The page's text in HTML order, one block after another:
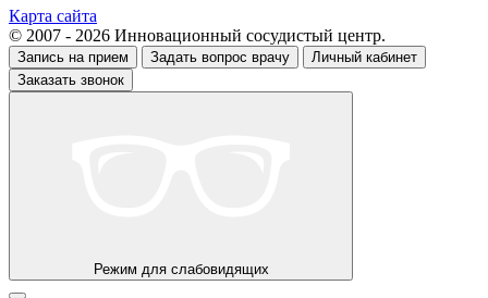
Карта сайта
© 2007 - 2026 Инновационный сосудистый центр.
Запись на прием Задать вопрос врачу
Личный кабинет
Заказать звонок
Режим для слабовидящих